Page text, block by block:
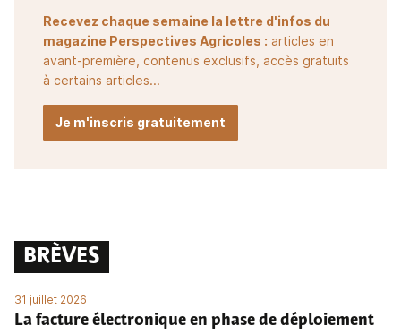
Recevez chaque semaine la lettre d'infos du
magazine Perspectives Agricoles : articles en
avant-première, contenus exclusifs, accès gratuits
à certains articles...
Je m'inscris gratuitement
BRÈVES
31 juillet 2026
La facture électronique en phase de déploiement